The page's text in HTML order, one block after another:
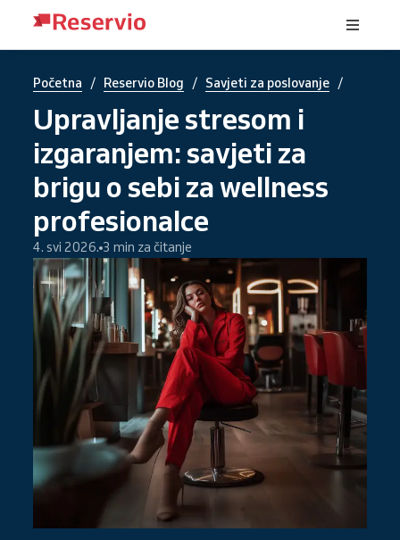
Početna / Reservio Blog / Savjeti za poslovanje /
Upravljanje stresom i
izgaranjem: savjeti za
brigu o sebi za wellness
profesionalce
4. svi 2026. 3 min za čitanje